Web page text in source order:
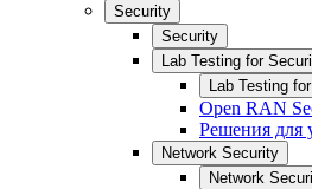
Security
Security
Lab Testing for
Lab Testing
Open RAN
Решения для
Network Security
Network